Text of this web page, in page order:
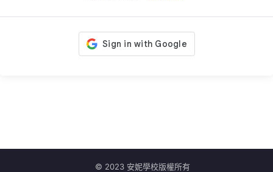
© 2023 安妮學校版權所有